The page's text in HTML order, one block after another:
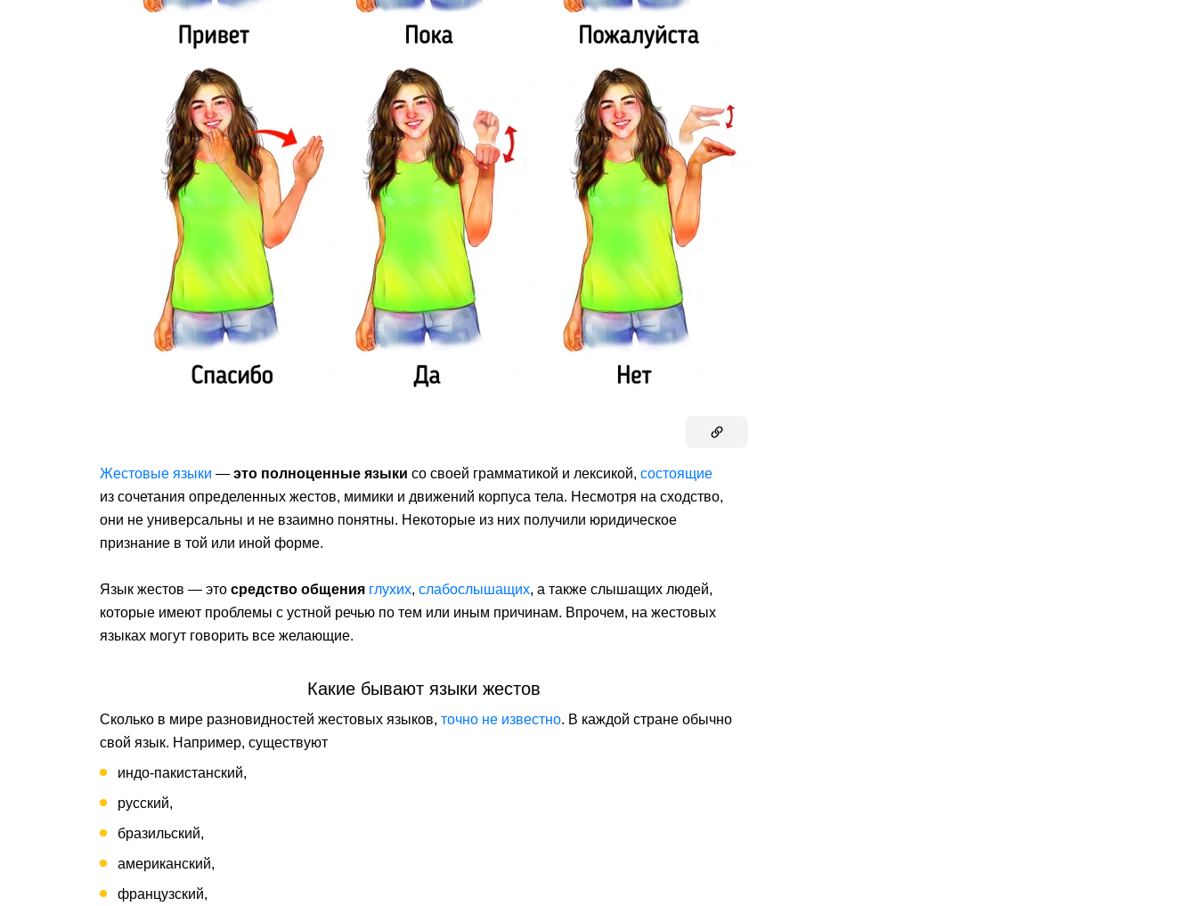
Жестовые языки — это полноценные языки со своей грамматикой и лексикой, состоящие
из сочетания определенных жестов, мимики и движений корпуса тела. Несмотря на сходство,
они не универсальны и не взаимно понятны. Некоторые из них получили юридическое
признание в той или иной форме.
Язык жестов — это средство общения глухих, слабослышащих, а также слышащих людей,
которые имеют проблемы с устной речью по тем или иным причинам. Впрочем, на жестовых
языках могут говорить все желающие.
Какие бывают языки жестов
Сколько в мире разновидностей жестовых языков, точно не известно. В каждой стране обычно
свой язык. Например, существуют
индо-пакистанский,
русский,
бразильский,
американский,
французский,